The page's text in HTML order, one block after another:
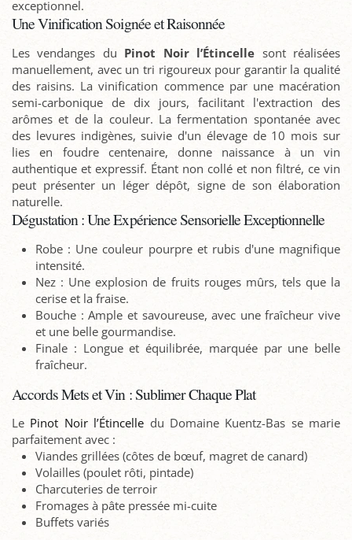
exceptionnel.
Une Vinification Soignée et Raisonnée
Les vendanges du Pinot Noir l’Étincelle sont réalisées
manuellement, avec un tri rigoureux pour garantir la qualité
des raisins. La vinification commence par une macération
semi-carbonique de dix jours, facilitant l'extraction des
arômes et de la couleur. La fermentation spontanée avec
des levures indigènes, suivie d'un élevage de 10 mois sur
lies en foudre centenaire, donne naissance à un vin
authentique et expressif. Étant non collé et non filtré, ce vin
peut présenter un léger dépôt, signe de son élaboration
naturelle.
Dégustation : Une Expérience Sensorielle Exceptionnelle
Robe : Une couleur pourpre et rubis d'une magnifique
intensité.
Nez : Une explosion de fruits rouges mûrs, tels que la
cerise et la fraise.
Bouche : Ample et savoureuse, avec une fraîcheur vive
et une belle gourmandise.
Finale : Longue et équilibrée, marquée par une belle
fraîcheur.
Accords Mets et Vin : Sublimer Chaque Plat
Le Pinot Noir l’Étincelle du Domaine Kuentz-Bas se marie
parfaitement avec :
Viandes grillées (côtes de bœuf, magret de canard)
Volailles (poulet rôti, pintade)
Charcuteries de terroir
Fromages à pâte pressée mi-cuite
Buffets variés